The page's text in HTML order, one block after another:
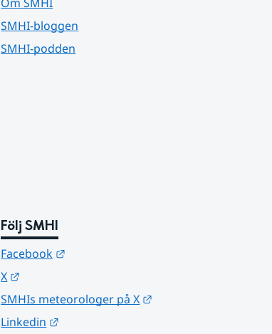
SMHI-bloggen
SMHI-podden
Följ SMHI
Facebook
X
SMHIs meteorologer på X
Linkedin